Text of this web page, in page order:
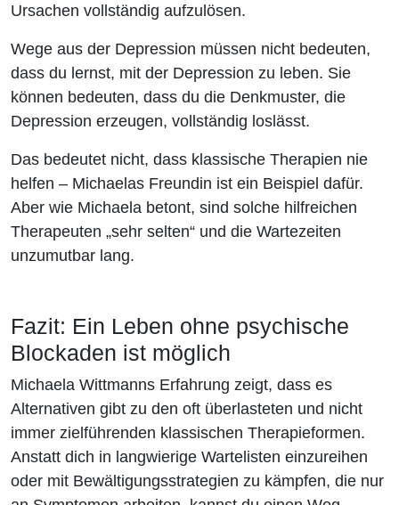
Ursachen vollständig aufzulösen.
Wege aus der Depression müssen nicht bedeuten,
dass du lernst, mit der Depression zu leben. Sie
können bedeuten, dass du die Denkmuster, die
Depression erzeugen, vollständig loslässt.
Das bedeutet nicht, dass klassische Therapien nie
helfen – Michaelas Freundin ist ein Beispiel dafür.
Aber wie Michaela betont, sind solche hilfreichen
Therapeuten „sehr selten“ und die Wartezeiten
unzumutbar lang.
Fazit: Ein Leben ohne psychische
Blockaden ist möglich
Michaela Wittmanns Erfahrung zeigt, dass es
Alternativen gibt zu den oft überlasteten und nicht
immer zielführenden klassischen Therapieformen.
Anstatt dich in langwierige Wartelisten einzureihen
oder mit Bewältigungsstrategien zu kämpfen, die nur